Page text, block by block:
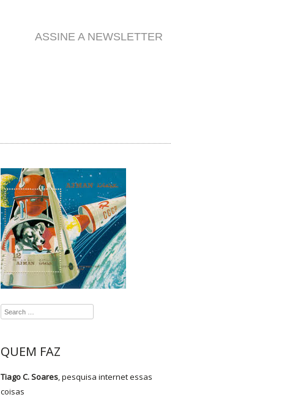
ASSINE A NEWSLETTER
QUEM FAZ
Tiago C. Soares, pesquisa internet essas
coisas